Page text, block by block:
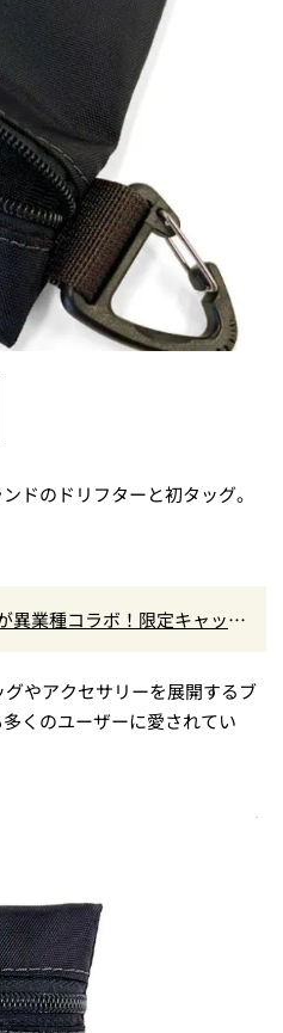
ドのドリフターと初タッグ。
異業種コラボ！限定キャップ
やアクセサリーを展開するブ
くのユーザーに愛されてい